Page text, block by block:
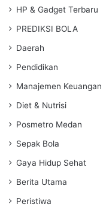
HP & Gadget Terbaru
PREDIKSI BOLA
Daerah
Pendidikan
Manajemen Keuangan
Diet & Nutrisi
Posmetro Medan
Sepak Bola
Gaya Hidup Sehat
Berita Utama
Peristiwa